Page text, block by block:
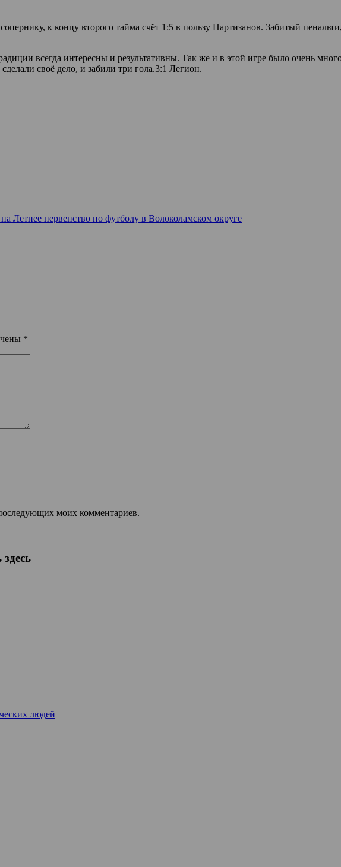
к концу второго тайма счёт 1:5 в пользу Партизанов. Забитый
всегда интересны и результативны. Так же и в этой игре было очень
своё дело, и забили три гола.3:1 Легион.
Летнее первенство по футболу в Волоколамском округе
*
моих комментариев.
людей